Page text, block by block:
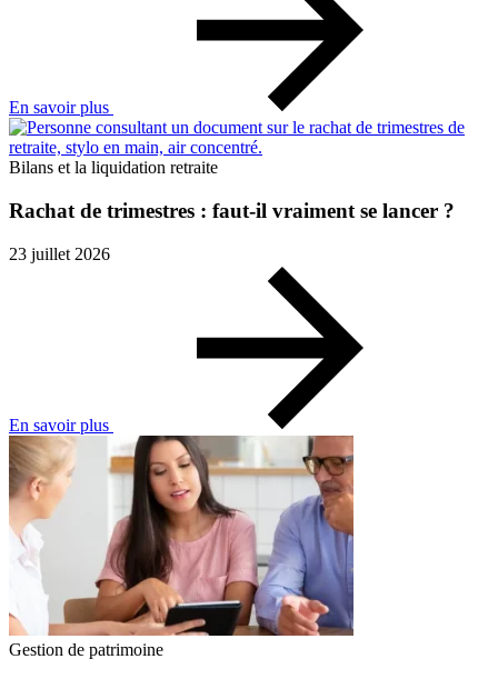
En savoir plus
Bilans et la liquidation retraite
Rachat de trimestres : faut-il vraiment se lancer ?
23 juillet 2026
En savoir plus
Gestion de patrimoine